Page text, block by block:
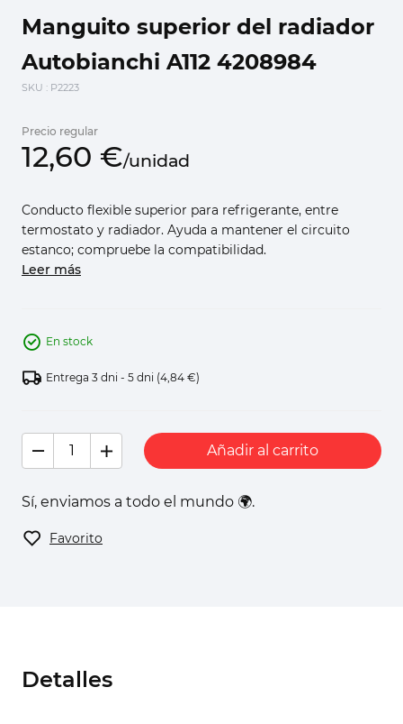
Manguito superior del radiador
Autobianchi A112 4208984
SKU : P2223
Precio regular
12,60 €/unidad
Conducto flexible superior para refrigerante, entre
termostato y radiador. Ayuda a mantener el circuito
estanco; compruebe la compatibilidad.
Leer más
En stock
Entrega 3 dni - 5 dni (4,84 €)
Añadir al carrito
Sí, enviamos a todo el mundo 🌍.
Favorito
Detalles